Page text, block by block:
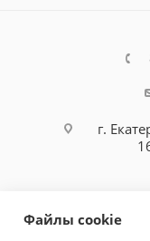
г.
Файлы cookie